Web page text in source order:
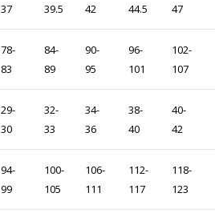
37
39.5
42
44.5
47
78-
83
84-
89
90-
95
96-
101
102-
107
29-
30
32-
33
34-
36
38-
40
40-
42
94-
99
100-
105
106-
111
112-
117
118-
123